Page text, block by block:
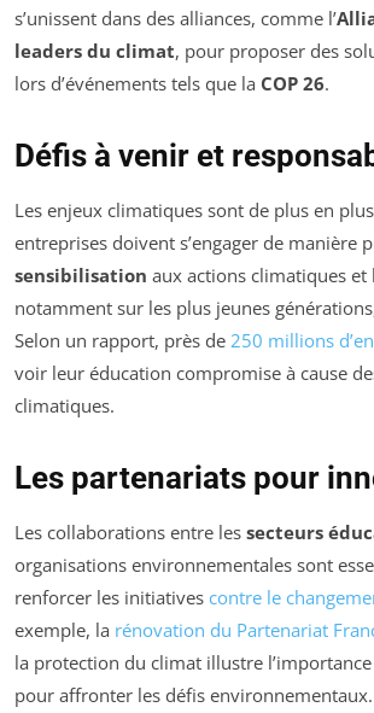
s’unissent dans des alliances, comme l’
leaders du climat, pour proposer des
lors d’événements tels que la COP 26.
Défis à venir et
Les enjeux climatiques sont de plus en
entreprises doivent s’engager de manière
sensibilisation aux actions climatiques et
notamment sur les plus jeunes
Selon un rapport, près de 250 millions
voir leur éducation compromise à cause
climatiques.
Les partenariats pour
Les collaborations entre les secteurs
organisations environnementales sont
renforcer les initiatives contre le
exemple, la rénovation du Partenariat
la protection du climat illustre l’importance
pour affronter les défis environnementaux.